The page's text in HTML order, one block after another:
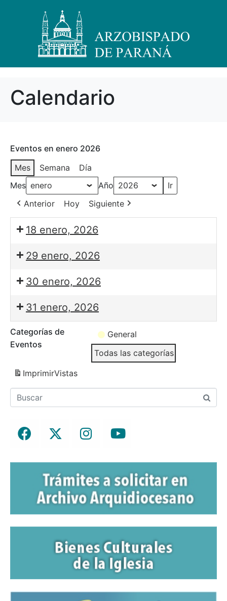
Calendario
Eventos en enero 2026
Mes
Semana
Día
Mes
Año
Anterior
Hoy Siguiente
18 enero, 2026
29 enero, 2026
30 enero, 2026
31 enero, 2026
Categorías de
Eventos
General
Todas las categorías
ImprimirVistas